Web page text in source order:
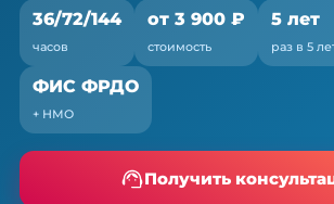
36/72/144
часов
от 3 900 ₽
стоимость
5 лет
раз в 5
ФИС ФРДО
+ НМО
Получить